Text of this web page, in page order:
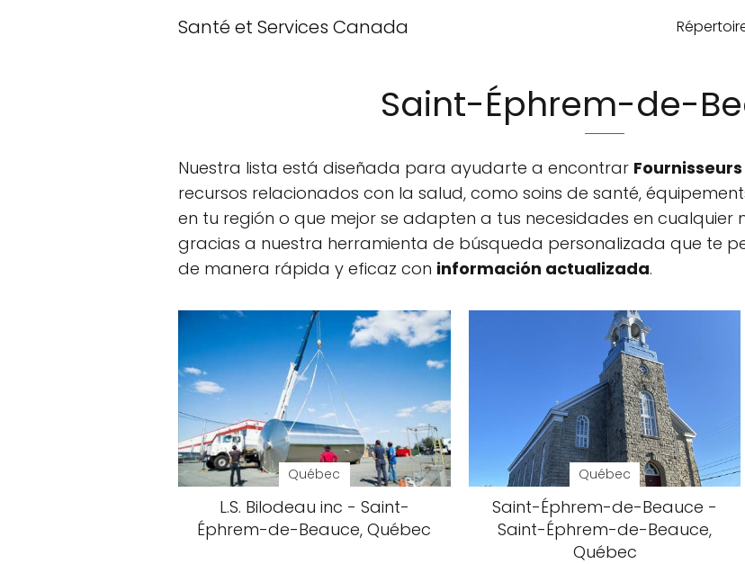
Santé et Services Canada
Saint-Éphrem-de-
Nuestra lista está diseñada para ayudarte a encontrar
recursos relacionados con la salud, como soins de santé,
en tu región o que mejor se adapten a tus necesidades en
gracias a nuestra herramienta de búsqueda personalizada que te
de manera rápida y eficaz con información actualizada.
Québec
L.S. Bilodeau inc - Saint-
Éphrem-de-Beauce, Québec
Québec
Saint-Éphrem-de-Beauce -
Saint-Éphrem-de-Beauce,
Québec